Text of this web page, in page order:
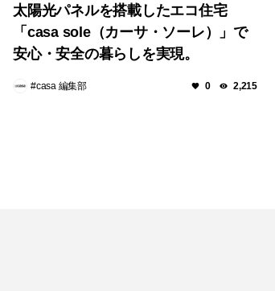
太陽光パネルを搭載したエコ住宅
「casa sole（カーサ・ソーレ）」で
安心・安全の暮らしを実現。
#casa 編集部 0 2,215